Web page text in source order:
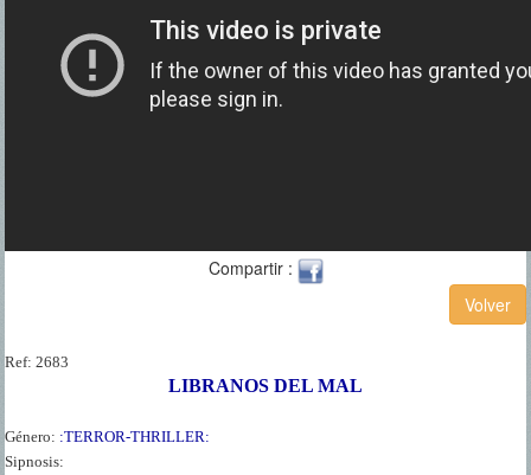
Compartir :
Ref:2683
LIBRANOS DEL MAL
Género: :TERROR-THRILLER:
Sipnosis: